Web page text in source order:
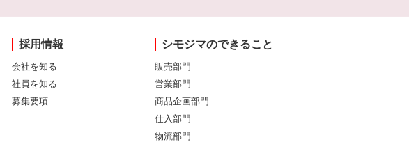
採用情報
会社を知る
社員を知る
募集要項
シモジマのできること
販売部門
営業部門
商品企画部門
仕入部門
物流部門